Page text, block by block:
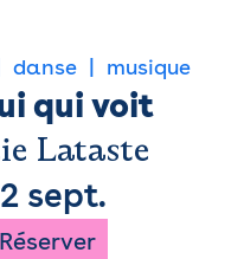
danse musique
qui voit
Lataste
sept.
Réserver